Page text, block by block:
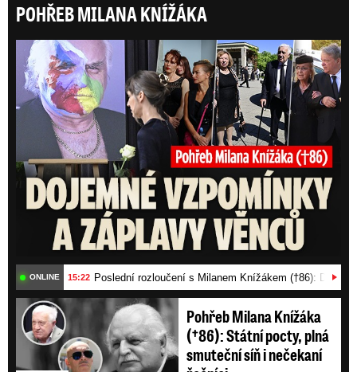
POHŘEB MILANA KNÍŽÁKA
ONLINE 15:22 Poslední rozloučení s Milanem Knížákem (†86):
Pohřeb Milana Knížáka
(†86): Státní pocty, plná
smuteční síň i nečekaní